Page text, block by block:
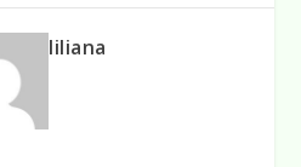
liliana